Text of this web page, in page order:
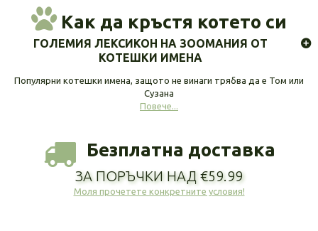
Как да кръстя котето си
ГОЛЕМИЯ ЛЕКСИКОН НА ЗООМАНИЯ ОТ
КОТЕШКИ ИМЕНА
Популярни котешки имена, защото не винаги трябва да е Том или
Сузана
Повече...
Безплатна доставка
ЗА ПОРЪЧКИ НАД €59.99
Моля прочетете конкретните условия!